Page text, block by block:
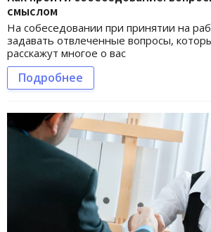
смыслом
На собеседовании при принятии на
задавать отвлеченные вопросы,
расскажут многое о вас
Подробнее